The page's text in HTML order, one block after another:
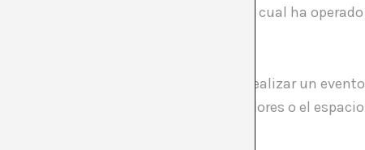
de la obra si no la efectividad con la cual ha operado
tenido en cuenta que si van a realizar un evento
su propio accionar como coordinadores o el espacio